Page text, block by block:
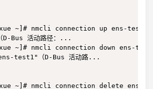
~]# nmcli connection up ens-test1
D-Bus 活动路径：...
~]# nmcli connection down ens-
test1"（D-Bus 活动路...
~]# nmcli connection delete ens-